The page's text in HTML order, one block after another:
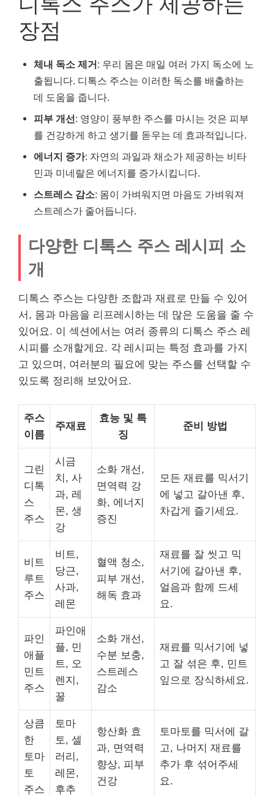
장점
체내 독소 제거: 우리 몸은 매일 여러 가지 독소에 노
출됩니다. 디톡스 주스는 이러한 독소를 배출하는
데 도움을 줍니다.
피부 개선: 영양이 풍부한 주스를 마시는 것은 피부
를 건강하게 하고 생기를 돋우는 데 효과적입니다.
에너지 증가: 자연의 과일과 채소가 제공하는 비타
민과 미네랄은 에너지를 증가시킵니다.
스트레스 감소: 몸이 가벼워지면 마음도 가벼워져
스트레스가 줄어듭니다.
다양한 디톡스 주스 레시피 소
개
디톡스 주스는 다양한 조합과 재료로 만들 수 있어
서, 몸과 마음을 리프레시하는 데 많은 도움을 줄 수
있어요. 이 섹션에서는 여러 종류의 디톡스 주스 레
시피를 소개할게요. 각 레시피는 특정 효과를 가지
고 있으며, 여러분의 필요에 맞는 주스를 선택할 수
있도록 정리해 보았어요.
주스
이름
주재료
효능 및 특
징
준비 방법
그린
디톡
스
주스
시금
치, 사
과, 레
몬, 생
강
소화 개선,
면역력 강
화, 에너지
증진
모든 재료를 믹서기
에 넣고 갈아낸 후,
차갑게 즐기세요.
비트
루트
주스
비트,
당근,
사과,
레몬
혈액 청소,
피부 개선,
해독 효과
재료를 잘 씻고 믹
서기에 갈아낸 후,
얼음과 함께 드세
요.
파인
애플
민트
주스
파인애
플, 민
트, 오
렌지,
꿀
소화 개선,
수분 보충,
스트레스
감소
재료를 믹서기에 넣
고 잘 섞은 후, 민트
잎으로 장식하세요.
상큼
한
토마
토
주스
토마
토, 셀
러리,
레몬,
후추
항산화 효
과, 면역력
향상, 피부
건강
토마토를 믹서에 갈
고, 나머지 재료를
추가 후 섞어주세
요.